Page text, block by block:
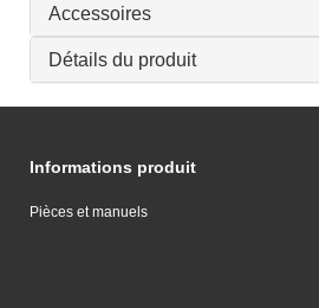
Accessoires
Détails du produit
Informations produit
Pièces et manuels